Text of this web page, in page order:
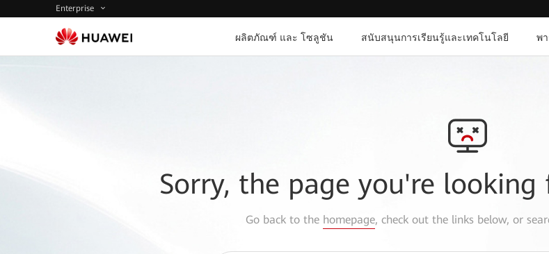
Enterprise
ผลิตภัณฑ์ และ โซลูชัน สนับสนุนการเรียนรู้และเทคโนโลยี พ
Sorry, the page you're
Go back to the homepage, check out the links below, or